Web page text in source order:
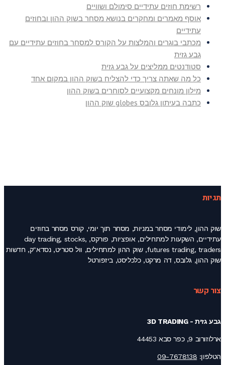
רשימת חוזים עתידיים סימולם ושוויים
אוסף מאמרים ומחקרים בנושא מסחר בשוק ההון ובחוזים
עתידיים
מכתבי בוגרים והמלצות על הקורס למסחר בחוזים עתידיים עם
גבע גזית
סטודנטים ממליצים על גבע גזית
כל מה שאתה צריך כדי להצליח בשוק ההון במקום אחד
מילון מונחים מקצועיים לסוחרים בשוק ההון
כתבה בעיתון גלובס globes שוק ההון
תגיות
שוק ההון, לימודי מסחר במניות, מסחר תוך יומי, קורס מסחר בחוזים
עתידיים, השקעות למתחילים, אופציות, פורקס, day trading, stocks,
futures trading, traders, שוק ההון למתחילים, וול סטריט, נסדא"ק, חדשות
שוק ההון, גלובס, דה מרקט, כלכליסט, ביזפורטל
צור קשר
גבע גזית - 3D TRADING
ארלוזורוב 9, כפר סבא 44453
הטלפון: 09-7678138